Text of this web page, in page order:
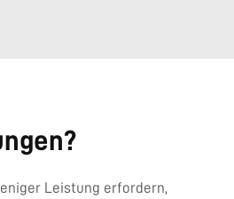
Leistung erfordern,